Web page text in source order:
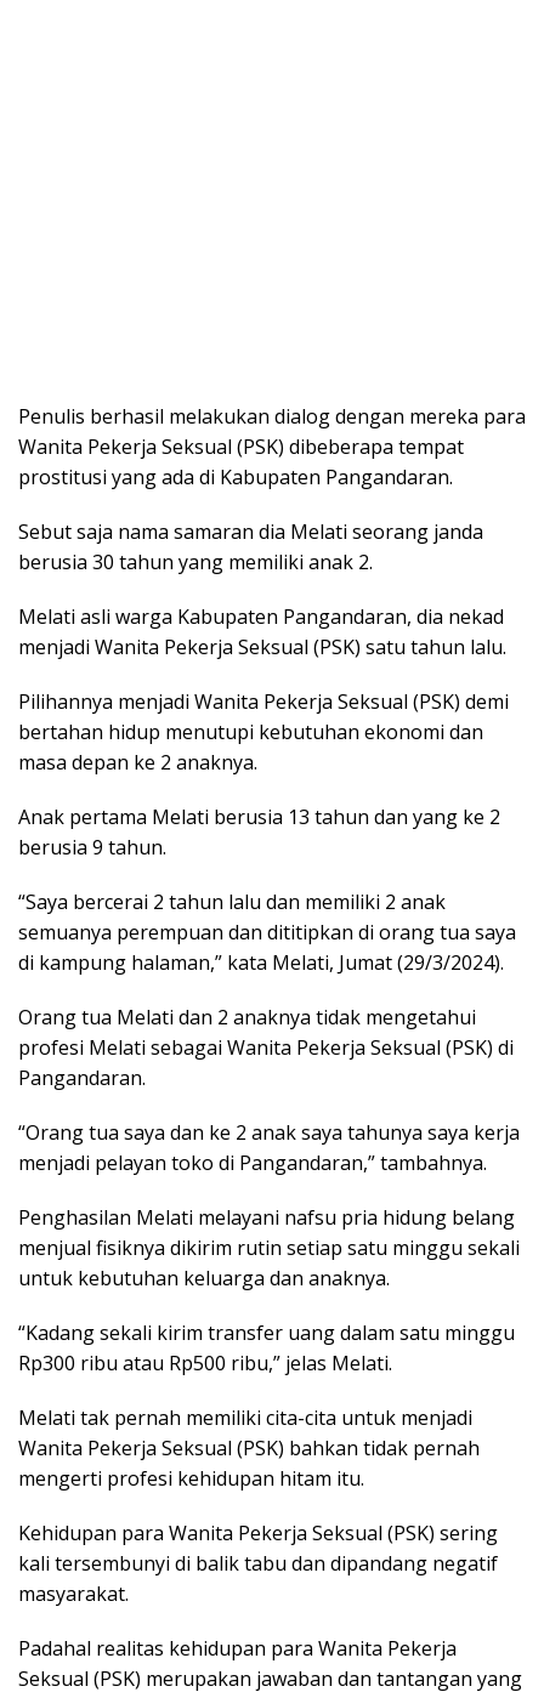
Penulis berhasil melakukan dialog dengan mereka para
Wanita Pekerja Seksual (PSK) dibeberapa tempat
prostitusi yang ada di Kabupaten Pangandaran.
Sebut saja nama samaran dia Melati seorang janda
berusia 30 tahun yang memiliki anak 2.
Melati asli warga Kabupaten Pangandaran, dia nekad
menjadi Wanita Pekerja Seksual (PSK) satu tahun lalu.
Pilihannya menjadi Wanita Pekerja Seksual (PSK) demi
bertahan hidup menutupi kebutuhan ekonomi dan
masa depan ke 2 anaknya.
Anak pertama Melati berusia 13 tahun dan yang ke 2
berusia 9 tahun.
“Saya bercerai 2 tahun lalu dan memiliki 2 anak
semuanya perempuan dan dititipkan di orang tua saya
di kampung halaman,” kata Melati, Jumat (29/3/2024).
Orang tua Melati dan 2 anaknya tidak mengetahui
profesi Melati sebagai Wanita Pekerja Seksual (PSK) di
Pangandaran.
“Orang tua saya dan ke 2 anak saya tahunya saya kerja
menjadi pelayan toko di Pangandaran,” tambahnya.
Penghasilan Melati melayani nafsu pria hidung belang
menjual fisiknya dikirim rutin setiap satu minggu sekali
untuk kebutuhan keluarga dan anaknya.
“Kadang sekali kirim transfer uang dalam satu minggu
Rp300 ribu atau Rp500 ribu,” jelas Melati.
Melati tak pernah memiliki cita-cita untuk menjadi
Wanita Pekerja Seksual (PSK) bahkan tidak pernah
mengerti profesi kehidupan hitam itu.
Kehidupan para Wanita Pekerja Seksual (PSK) sering
kali tersembunyi di balik tabu dan dipandang negatif
masyarakat.
Padahal realitas kehidupan para Wanita Pekerja
Seksual (PSK) merupakan jawaban dan tantangan yang